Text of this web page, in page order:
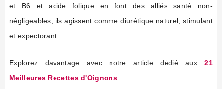
et B6 et acide folique en font des alliés santé non-
négligeables; ils agissent comme diurétique naturel, stimulant
et expectorant.
Explorez davantage avec notre article dédié aux21
Meilleures Recettes d'Oignons